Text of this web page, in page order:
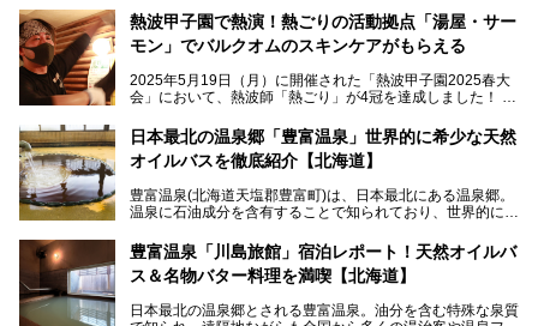
熱波甲子園で熱演！熱ごりの活動拠点「湯屋・サー
モン」でバルクオムのスキンケアがもらえる
2025年5月19日（月）に開催された「熱波甲子園2025春大
会」において、熱波師「熱ごり」が4冠を達成しました！
動拠点である北海道の銭湯「湯屋・サーモン」にて、メンズ
スキンケアブランド バルクオムの「ONE DAY KIT」を数量
限定でプレゼントいたします。
で、ぜひお試しください。※6月13日配布開始、なくなり次
第終了
───
提供元：株式会社バルクオム【PR】
この記事は株式会社バルクオム商品のPR記事です。
日本最北の温泉郷「豊富温泉」世界的に希少な天然
オイルバスを徹底紹介【北海道】
豊富温泉(北海道天塩郡豊富町)は、日本最北にある温泉郷。
温泉に石油成分を含有することで知られており、世界的にも
に特効があると言われ、遠隔地ながらも全国から湯治・療養
目的で多くの人々が訪れます。
地体験し、独自の視点で豊富温泉の“天然オイルバス”をレポ
豊富温泉「川島旅館」宿泊レポート！天然オイルバ
ス＆名物バター料理を満喫【北海道】
日本最北の温泉郷とされる豊富温泉。油分を含む特殊な泉質